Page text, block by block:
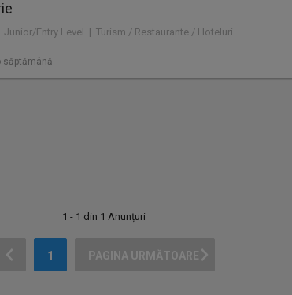
Entry Level | Turism / Restaurante / Hoteluri
săptămână
1 - 1 din 1 Anunțuri
1 PAGINA URMĂTOARE